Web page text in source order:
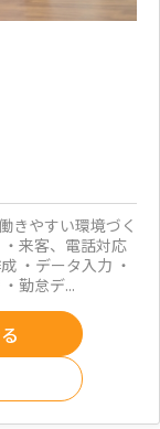
きやすい環境づく
来客、電話対応
・データ入力 ・
勤怠デ...